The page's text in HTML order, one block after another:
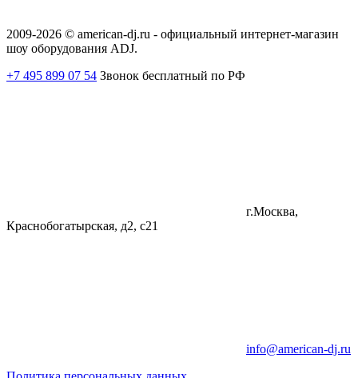
2009-2026 © american-dj.ru - официальный интернет-магазин
шоу оборудования ADJ.
+7 495 899 07 54 Звонок бесплатный по РФ
г.Москва,
Краснобогатырская, д2, с21
info@american-dj.ru